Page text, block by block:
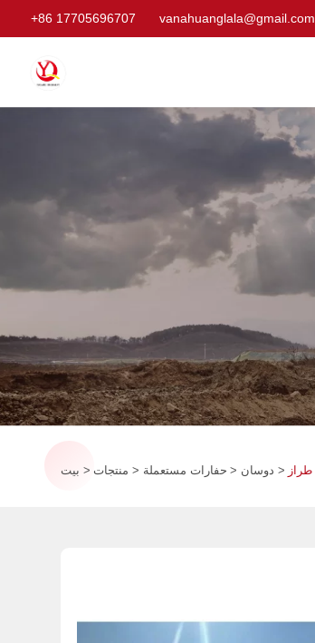
+86 17705696707 vanahuanglala@gmail.com
بيت منتجات حفارات مستعملة دوسان